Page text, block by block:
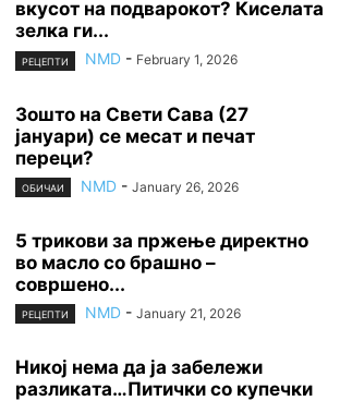
вкусот на подварокот? Киселата
зелка ги...
РЕЦЕПТИ NMD - February 1, 2026
Зошто на Свети Сава (27
јануари) се месат и печат
переци?
ОБИЧАИ NMD - January 26, 2026
5 трикови за пржење директно
во масло со брашно –
совршено...
РЕЦЕПТИ NMD - January 21, 2026
Никој нема да ја забележи
разликата…Питички со купечки